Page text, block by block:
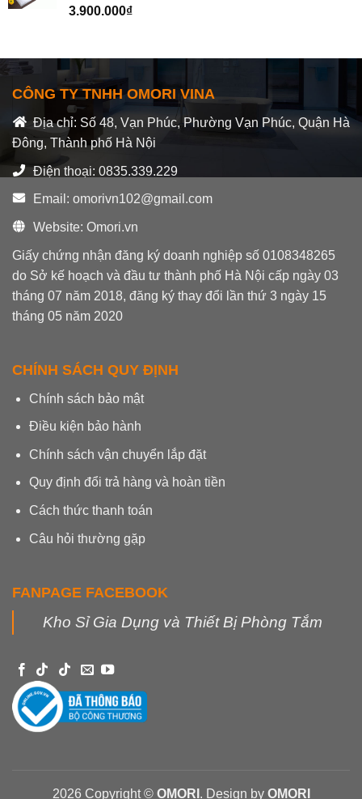
Được
5
sao
3.900.000₫
CÔNG TY TNHH OMORI VINA
Địa chỉ: Số 48, Vạn Phúc, Phường Vạn Phúc, Quận Hà
Đông, Thành phố Hà Nội
Điện thoại: 0835.339.229
Email: omorivn102@gmail.com
Website: Omori.vn
Giấy chứng nhận đăng ký doanh nghiệp số 0108348265
do Sở kế hoạch và đầu tư thành phố Hà Nội cấp ngày 03
tháng 07 năm 2018, đăng ký thay đổi lần thứ 3 ngày 15
tháng 05 năm 2020
CHÍNH SÁCH QUY ĐỊNH
Chính sách bảo mật
Điều kiện bảo hành
Chính sách vận chuyển lắp đặt
Quy định đổi trả hàng và hoàn tiền
Cách thức thanh toán
Câu hỏi thường gặp
FANPAGE FACEBOOK
Kho Sỉ Gia Dụng và Thiết Bị Phòng Tắm
2026 Copyright © OMORI . Design by OMORI